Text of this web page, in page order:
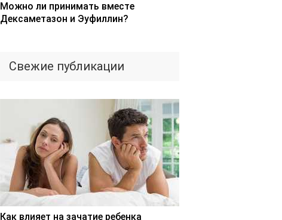
Можно ли принимать вместе
Дексаметазон и Эуфиллин?
Свежие публикации
Как влияет на зачатие ребенка